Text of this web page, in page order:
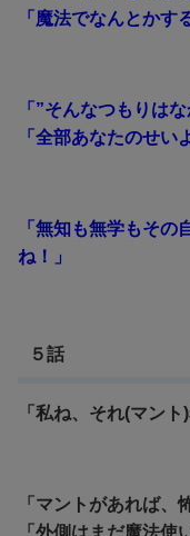
「魔法でなんとかす
「”そんなつもりは
「全部あなたのせい
「無知も無学もその
ね！」
５話
「私ね、それ(マン
「マントがあれば、